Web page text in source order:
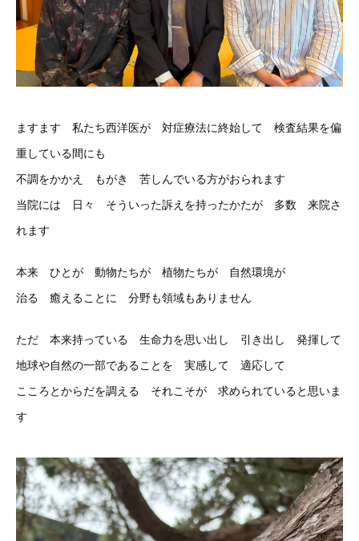
ますます 私たち西洋医が 対症療法に終始して 検査結果を偏
重している間にも
不調をかかえ もがき 苦しんでいる方がおられます
当院には 日々 そういった訴えを持ったかたが 多数 来院さ
れます
本来 ひとが 動物たちが 植物たちが 自然環境が
治る 癒えることに 分野も領域もありません
ただ 本来持っている 生命力を思い出し 引き出し 発揮して
地球や自然の一部であることを 実感して 適応して
こころとからだを調える それこそが 求められていると思いま
す